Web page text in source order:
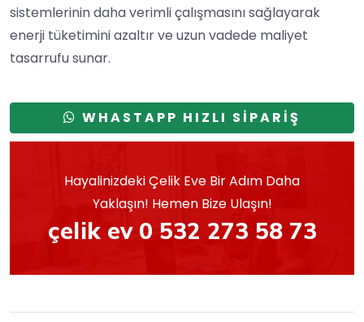
sistemlerinin daha verimli çalışmasını sağlayarak
enerji tüketimini azaltır ve uzun vadede maliyet
tasarrufu sunar.
WHASTAPP HIZLI SİPARİŞ
Hayalinizdeki Çelik Eve Bir Adım Daha
Yaklaşın! Hemen Bize Ulaşın!
çelik ev 0 532 273 58 73